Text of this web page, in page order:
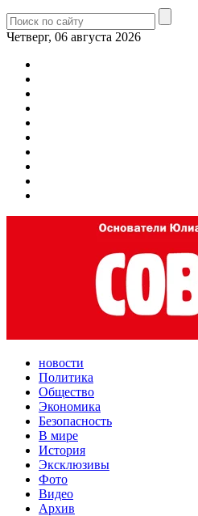
Четверг, 06 августа 2026
новости
Политика
Общество
Экономика
Безопасность
В мире
История
Эксклюзивы
Фото
Видео
Архив